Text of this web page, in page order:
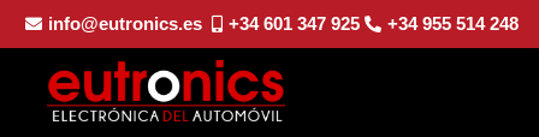
info@eutronics.es +34 601 347 925 +34 955 514 248